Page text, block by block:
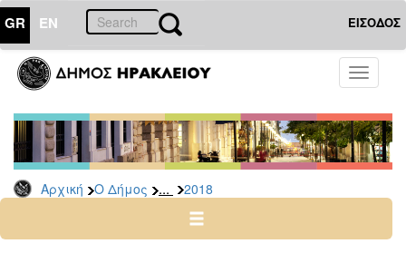
GR EN ΕΙΣΟΔΟΣ
Toggle
Αρχική Ο Δήμος ... 2018
ΔΗΜΟΣ
Δελτία
Τύπου
Αρχείο
2026
2024